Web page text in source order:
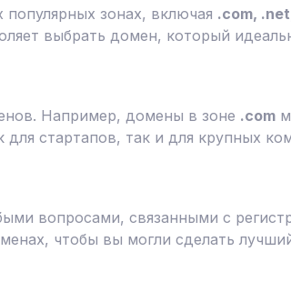
зонах, включая .com,
выбрать домен, который
Например, домены в зоне .com
стартапов, так и для крупных
вопросами, связанными с
чтобы вы могли сделать